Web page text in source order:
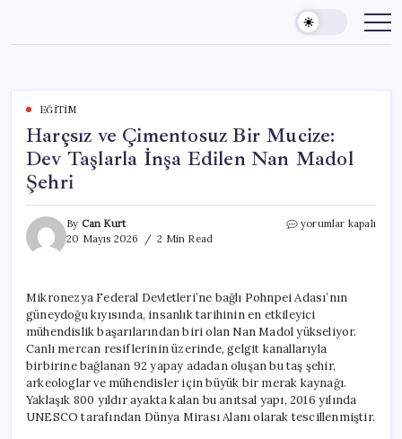
content
EĞITIM
Harçsız ve Çimentosuz Bir Mucize:
Dev Taşlarla İnşa Edilen Nan Madol
Şehri
By Can Kurt
20 Mayıs 2026
2 Min Read
Harçsız
Dev
Taşlarla
İnşa
Edilen
Nan
Madol
Şehri
için
yorumlar kapalı
Mikronezya Federal Devletleri’ne bağlı Pohnpei Adası’nın
güneydoğu kıyısında, insanlık tarihinin en etkileyici
mühendislik başarılarından biri olan Nan Madol yükseliyor.
Canlı mercan resiflerinin üzerinde, gelgit kanallarıyla
birbirine bağlanan 92 yapay adadan oluşan bu taş şehir,
arkeologlar ve mühendisler için büyük bir merak kaynağı.
Yaklaşık 800 yıldır ayakta kalan bu anıtsal yapı, 2016 yılında
UNESCO tarafından Dünya Mirası Alanı olarak tescillenmiştir.